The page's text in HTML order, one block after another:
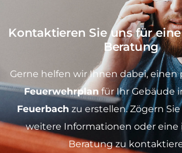
Kontaktieren Sie uns für
Beratung
Gerne helfen wir Ihnen dabei, einen
Feuerwehrplanfür Ihr Gebäude
Feuerbach zu erstellen. Zögern
weitere Informationen oder eine
Beratung zu